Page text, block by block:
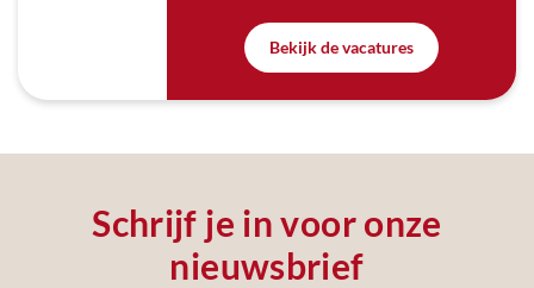
Bekijk de vacatures
Schrijf je in voor onze
nieuwsbrief